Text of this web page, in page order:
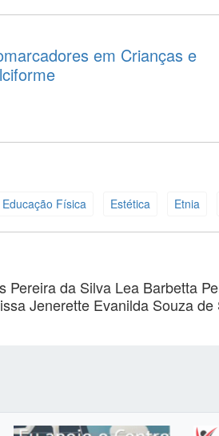
em Crianças e
Educação Física Estética Etnia
Pereira da Silva Lea Barbetta
Jenerette Evanilda Souza de